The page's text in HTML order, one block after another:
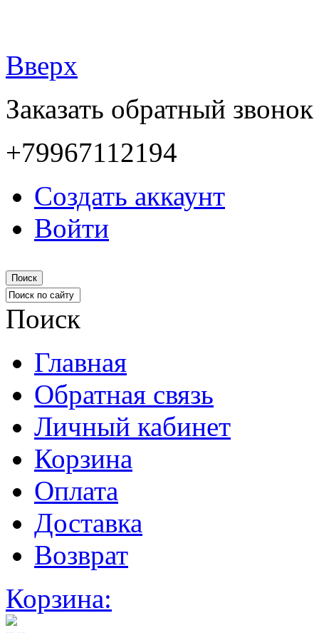
Вверх
Заказать обратный звонок
+79967112194
Создать аккаунт
Войти
Поиск
Поиск
Главная
Обратная связь
Личный кабинет
Корзина
Оплата
Доставка
Возврат
Корзина: